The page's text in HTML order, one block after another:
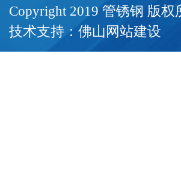
Copyright 2019 管锈钢 版权
技术支持： 佛山网站建设